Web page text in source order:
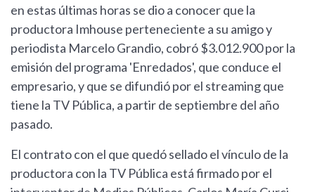
en estas últimas horas se dio a conocer que la
productora Imhouse perteneciente a su amigo y
periodista Marcelo Grandio, cobró $3.012.900 por la
emisión del programa 'Enredados', que conduce el
empresario, y que se difundió por el streaming que
tiene la TV Pública, a partir de septiembre del año
pasado.
El contrato con el que quedó sellado el vínculo de la
productora con la TV Pública está firmado por el